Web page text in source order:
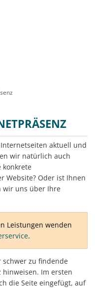
aktuell und
wir natürlich auch
konkrete
Website? Oder ist Ihnen
wir uns über Ihre
Leistungen wenden
.
schwer zu findende
Im ersten
die Seite eingefügt, auf